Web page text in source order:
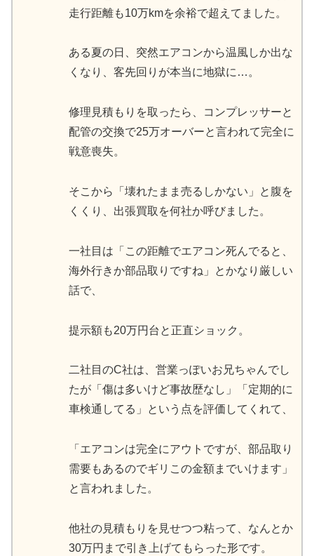
走行距離も10万kmを余裕で超えてました。
ある夏の日、突然エアコンから温風しか出な
くなり、客先回りが本当に地獄に…。
修理見積もりを取ったら、コンプレッサーと
配管の交換で25万オーバーと言われて完全に
戦意喪失。
そこから「壊れたまま売るしかない」と腹を
くくり、出張買取を何社か呼びました。
一社目は「この距離でエアコン死んでると、
海外行きか部品取りですね」とかなり厳しい
話で、
提示額も20万円台と正直ショック。
二社目のC社は、営業っぽいお兄ちゃんでし
たが「傷は多いけど事故歴なし」「定期的に
車検通してる」という点を評価してくれて、
「エアコンは完全にアウトですが、部品取り
需要もあるのでギリこの金額までいけます」
と言われました。
他社の見積もりを見せつつ粘って、なんとか
30万円まで引き上げてもらった形です。